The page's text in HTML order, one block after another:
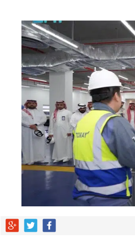
الأحمر السعودي
للإساءة لمواطن